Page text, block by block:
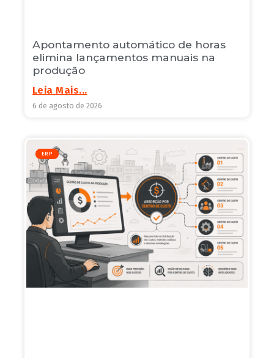
Apontamento automático de horas
elimina lançamentos manuais na
produção
Leia Mais...
6 de agosto de 2026
ERP